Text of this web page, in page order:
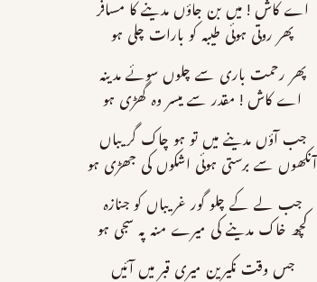
اے کاش ! میں بن جاؤں مدینے کا مسافر
پھر روتی ہوئی طیبہ کو بارات چلی ہو
پھر رحمت باری سے چلوں سوئے مدینہ
اے کاش ! مقدر سے میسر وہ گھڑی ہو
جب آؤں مدینے میں تو ہو چاک گریباں
آنکھوں سے برستی ہوئی اشکوں کی جھڑی ہو
جب لے کے چلو گور غریباں کو جنازہ
کچھ خاک مدینے کی میرے منہ پہ سجی ہو
جس وقت نکیرین میری قبر میں آئیں